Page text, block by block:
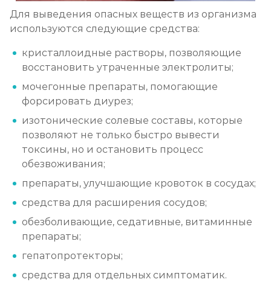
Для выведения опасных веществ из организма
используются следующие средства:
кристаллоидные растворы, позволяющие
восстановить утраченные электролиты;
мочегонные препараты, помогающие
форсировать диурез;
изотонические солевые составы, которые
позволяют не только быстро вывести
токсины, но и остановить процесс
обезвоживания;
препараты, улучшающие кровоток в сосудах;
средства для расширения сосудов;
обезболивающие, седативные, витаминные
препараты;
гепатопротекторы;
средства для отдельных симптоматик.